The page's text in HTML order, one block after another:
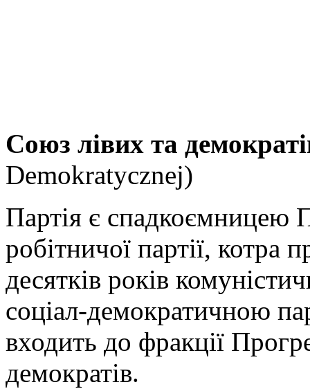
Союз лівих та
Demokratycznej)
Партія є спадкоємницею
робітничої партії,
десятків років
соціал-демократичною
входить до фракції
демократів.